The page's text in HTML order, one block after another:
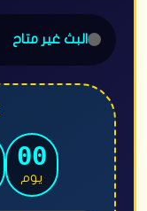
البث غير متاح
00
يوم